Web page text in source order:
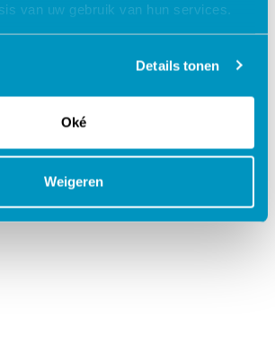
van uw gebruik van hun services.
Details tonen
Oké
Weigeren
de
Oplossingen voor de
kinderopvang
Oudercommunicatie
HR / Salaris